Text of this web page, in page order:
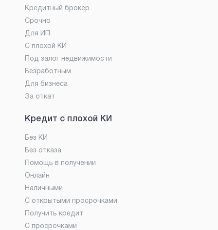
Кредитный брокер
Срочно
Для ИП
С плохой КИ
Под залог недвижимости
Безработным
Для бизнеса
За откат
Кредит с плохой КИ
Без КИ
Без отказа
Помощь в получении
Онлайн
Наличными
С открытыми просрочками
Получить кредит
С просрочками